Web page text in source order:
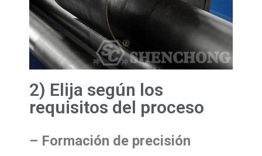
2) Elija según los
requisitos del proceso
– Formación de precisión